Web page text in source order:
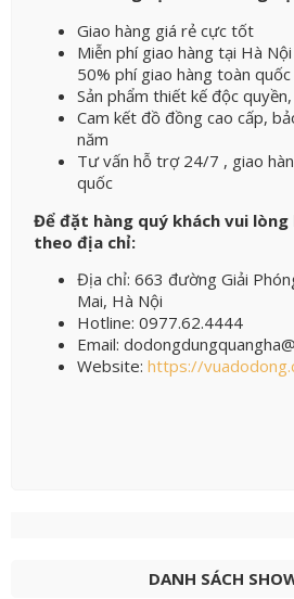
Giao hàng giá rẻ cực tốt
Miễn phí giao hàng tại Hà
50% phí giao hàng toàn quốc
Sản phẩm thiết kế độc
Cam kết đồ đồng cao cấp,
năm
Tư vấn hỗ trợ 24/7 , giao
quốc
Để đặt hàng quý khách vui
theo địa chỉ:
Địa chỉ: 663 đường Giải
Mai, Hà Nội
Hotline: 0977.62.4444
Email:
Website: https://
DANH SÁCH